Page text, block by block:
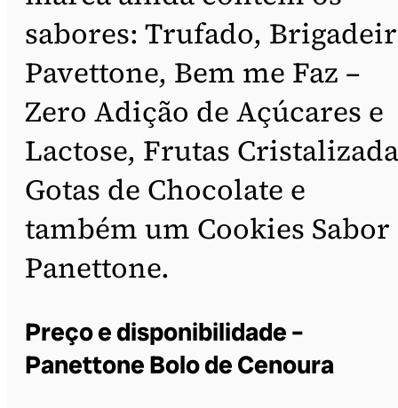
sabores: Trufado,
Pavettone, Bem me Faz –
Zero Adição de Açúcares e
Lactose, Frutas
Gotas de Chocolate e
também um Cookies Sabor
Panettone.
Preço e disponibilidade –
Panettone Bolo de Cenoura